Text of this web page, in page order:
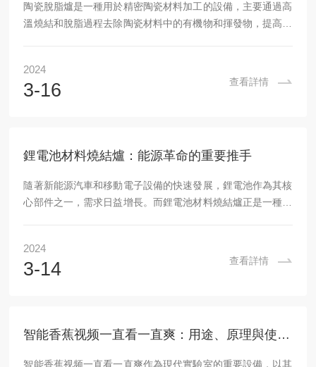
陶瓷脫脂爐是一種用於精密陶瓷材料加工的設備，主要通過高
溫燒結和脫脂過程去除陶瓷材料中的有機物和揮發物，提高陶
高溫加熱，使陶瓷材料中的有機物和揮發物分解、揮發，從而
實現脫脂。脫脂過程中，陶瓷材料在高溫下發生物理和化學變
2024
3-16 查看詳情
鋰電池材料燒結爐：能源革命的重要推手
隨著新能源汽車和移動電子設備的快速發展，鋰電池作為其核
心部件之一，需求日益增長。而鋰電池材料燒結爐正是一種專
電池材料的原料進行燒結，使其形成具有良好電化學性能的電
極材料。這一過程對於電池的性能和穩定性至關重要。使用該
2024
3-14 查看詳情
智能香蕉视频一直看一直爽：用途、原理與使用方法解析
智能香蕉视频一直看一直爽作為現代實驗室的重要設備，以其